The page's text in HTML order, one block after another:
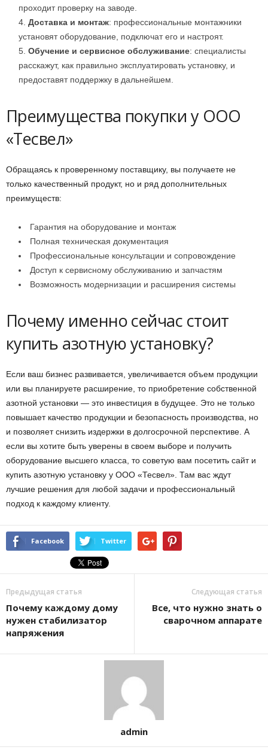
проходит проверку на заводе.
Доставка и монтаж: профессиональные монтажники
установят оборудование, подключат его и настроят.
Обучение и сервисное обслуживание: специалисты
расскажут, как правильно эксплуатировать установку, и
предоставят поддержку в дальнейшем.
Преимущества покупки у ООО
«Тесвел»
Обращаясь к проверенному поставщику, вы получаете не
только качественный продукт, но и ряд дополнительных
преимуществ:
Гарантия на оборудование и монтаж
Полная техническая документация
Профессиональные консультации и сопровождение
Доступ к сервисному обслуживанию и запчастям
Возможность модернизации и расширения системы
Почему именно сейчас стоит
купить азотную установку?
Если ваш бизнес развивается, увеличивается объем продукции
или вы планируете расширение, то приобретение собственной
азотной установки — это инвестиция в будущее. Это не только
повышает качество продукции и безопасность производства, но
и позволяет снизить издержки в долгосрочной перспективе. А
если вы хотите быть уверены в своем выборе и получить
оборудование высшего класса, то советую вам посетить сайт и
купить азотную установку у ООО «Тесвел». Там вас ждут
лучшие решения для любой задачи и профессиональный
подход к каждому клиенту.
Facebook Twitter
Предыдущая статья
Почему каждому дому
нужен стабилизатор
напряжения
Следующая статья
Все, что нужно знать о
сварочном аппарате
admin